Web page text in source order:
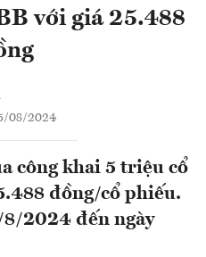
với giá 25.488
08/2024
công khai 5 triệu cổ
đồng/cổ phiếu.
2024 đến ngày